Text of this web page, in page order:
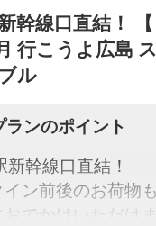
月31日まで 1泊：
1日から 1泊：
90台・高さ制限
利用の場合はフロ
）
2021年12月27日～
ットコース番号：
幹線口直結！
行こうよ広島
ル
ランのポイント
幹線口直結！
ン前後のお荷物
でかけいただけま